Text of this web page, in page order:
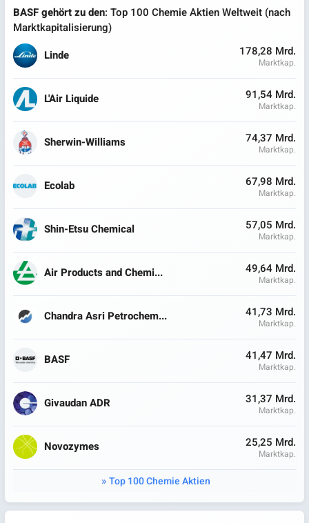
BASF gehört zu den: Top 100 Chemie Aktien Weltweit (nach
Marktkapitalisierung)
Linde
178,28 Mrd.
Marktkap.
L'Air Liquide 91,54 Mrd.
Marktkap.
Sherwin-Williams 74,37 Mrd.
Marktkap.
Ecolab 67,98 Mrd.
Marktkap.
Shin-Etsu Chemical 57,05 Mrd.
Marktkap.
Air Products and Chemi... 49,64 Mrd.
Marktkap.
Chandra Asri Petrochem... 41,73 Mrd.
Marktkap.
BASF 41,47 Mrd.
Marktkap.
Givaudan ADR 31,37 Mrd.
Marktkap.
Novozymes 25,25 Mrd.
Marktkap.
Top 100 Chemie Aktien